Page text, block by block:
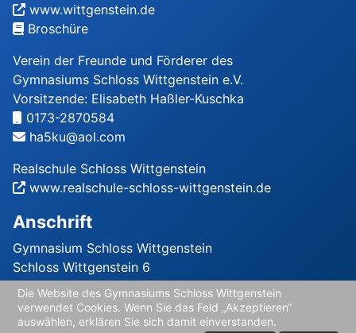
www.wittgenstein.de
Broschüre
Verein der Freunde und Förderer des
Gymnasiums Schloss Wittgenstein e.V.
Vorsitzende: Elisabeth Haßler-Kuschka
0173-2870584
ha5ku@aol.com
Realschule Schloss Wittgenstein
www.realschule-schloss-wittgenstein.de
Anschrift
Gymnasium Schloss Wittgenstein
Schloss Wittgenstein 6
57334 Bad Laasphe
Schulleiter: OStD Christian Tang
Die Website des Gymnasiums Schloss Wittgenstein
verwendet Cookies. Wenn Sie das Feld „Akzeptieren“
auswählen, erklären Sie sich damit einverstanden.